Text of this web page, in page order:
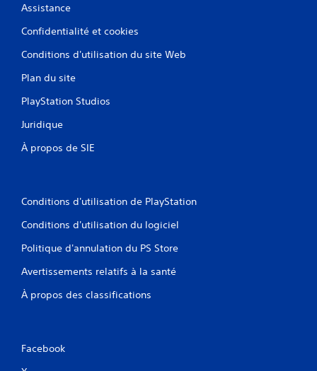
Assistance
Confidentialité et cookies
Conditions d'utilisation du site Web
Plan du site
PlayStation Studios
Juridique
À propos de SIE
Conditions d'utilisation de PlayStation
Conditions d'utilisation du logiciel
Politique d'annulation du PS Store
Avertissements relatifs à la santé
À propos des classifications
Facebook